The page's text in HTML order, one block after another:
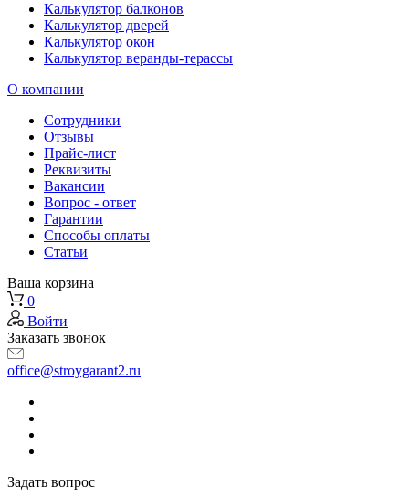
Калькулятор балконов
Калькулятор дверей
Калькулятор окон
Калькулятор веранды-терассы
О компании
Сотрудники
Отзывы
Прайс-лист
Реквизиты
Вакансии
Вопрос - ответ
Гарантии
Способы оплаты
Статьи
Ваша корзина
0
Войти
Заказать звонок
office@stroygarant2.ru
Задать вопрос